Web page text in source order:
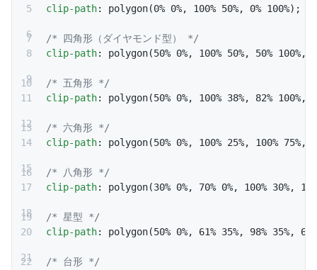
clip-path: polygon(0% 0%, 100% 50%, 0% 100%);
/* 四角形（ダイヤモンド型） */
clip-path: polygon(50% 0%, 100% 50%, 50% 100%,
/* 五角形 */
clip-path: polygon(50% 0%, 100% 38%, 82% 100%,
/* 六角形 */
clip-path: polygon(50% 0%, 100% 25%, 100% 75%,
/* 八角形 */
clip-path: polygon(30% 0%, 70% 0%, 100% 30%,
/* 星型 */
clip-path: polygon(50% 0%, 61% 35%, 98% 35%,
/* 台形 */